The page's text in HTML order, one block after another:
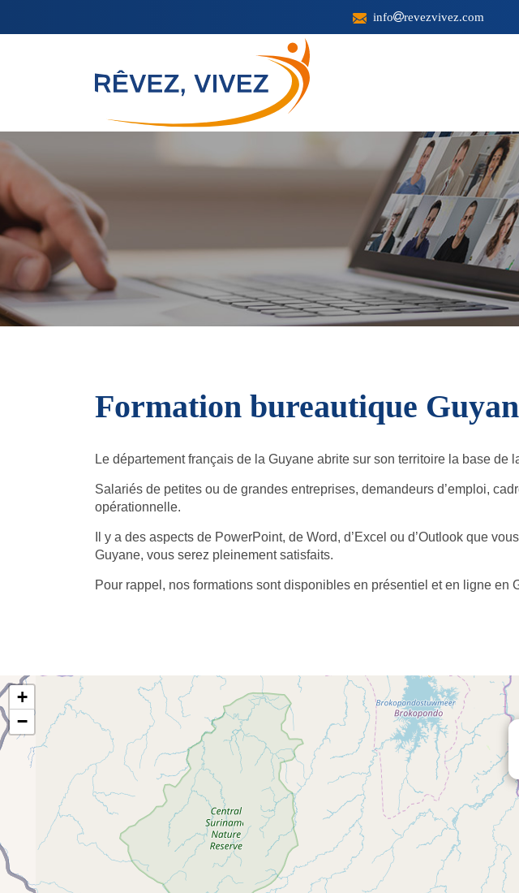
info revezvivez.com
Formation bureautique
Le département français de la Guyane abrite sur son territoire la base de
Salariés de petites ou de grandes entreprises, demandeurs d’emploi,
opérationnelle.
Il y a des aspects de PowerPoint, de Word, d’Excel ou d’Outlook que
Guyane, vous serez pleinement satisfaits.
Pour rappel, nos formations sont disponibles en présentiel et en ligne en
+
−